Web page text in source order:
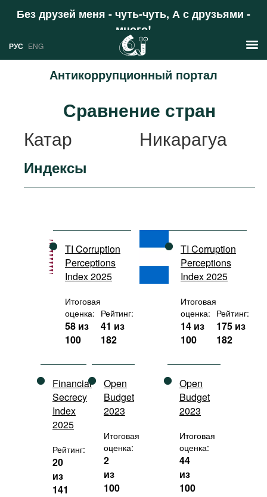
Без друзей меня - чуть-чуть, А с друзьями -
много!
Поддержать
РУС ENG
Антикоррупционный портал
Аналитика
Профили
Стран
Ресурсы
Документы международных
организаций
Фильмы
Подкасты
Книжная полка
Сравнение стран
Катар
Никарагуа
Индексы
TI Corruption
Perceptions
Index 2025
Итоговая
оценка:
58 из
100
Рейтинг:
41 из
182
Financial
Secrecy
Index
2025
Рейтинг:
20
из
141
Open
Budget
2023
Итоговая
оценка:
2
из
100
TI Corruption
Perceptions
Index 2025
Итоговая
оценка:
14 из
100
Рейтинг:
175 из
182
Open
Budget
2023
Итоговая
оценка:
44
из
100